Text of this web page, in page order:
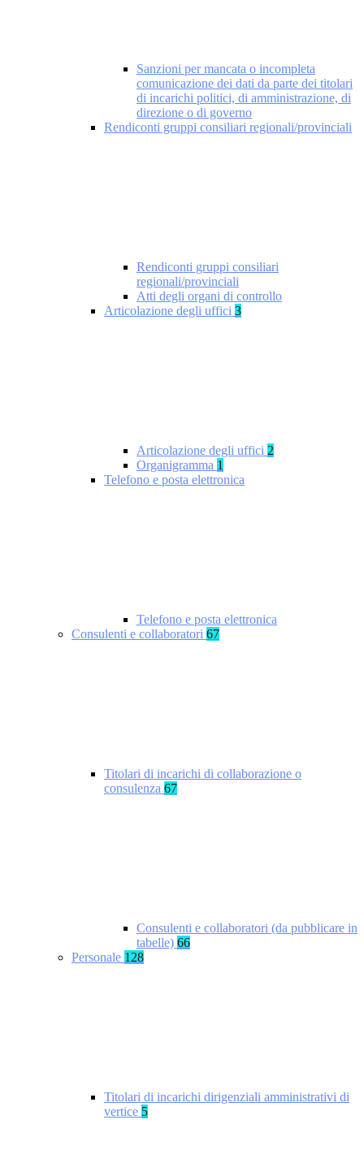
Sanzioni per mancata o incompleta
comunicazione dei dati da parte dei titolari
di incarichi politici, di amministrazione, di
direzione o di governo
Rendiconti gruppi consiliari regionali/provinciali
Rendiconti gruppi consiliari
regionali/provinciali
Atti degli organi di controllo
Articolazione degli uffici 3
Articolazione degli uffici 2
Organigramma 1
Telefono e posta elettronica
Telefono e posta elettronica
Consulenti e collaboratori 67
Titolari di incarichi di collaborazione o
consulenza 67
Consulenti e collaboratori (da pubblicare in
tabelle) 66
Personale 128
Titolari di incarichi dirigenziali amministrativi di
vertice 5